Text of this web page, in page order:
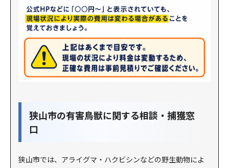
狭山市の有害鳥獣に関する相談・捕獲窓
口
狭山市では、アライグマ・ハクビシンなどの野生動物によ